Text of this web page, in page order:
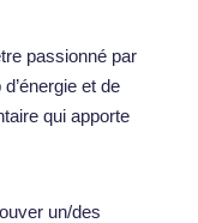
passionné par
et de
qui apporte
un/des